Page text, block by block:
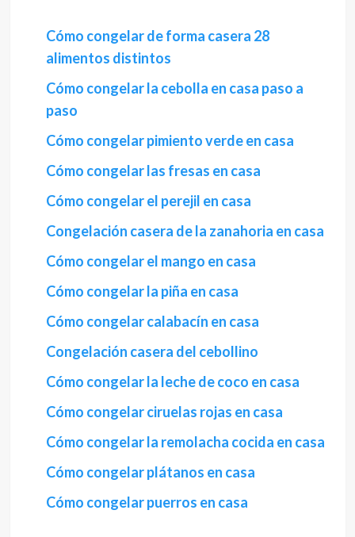
Cómo congelar de forma casera 28
alimentos distintos
Cómo congelar la cebolla en casa paso a
paso
Cómo congelar pimiento verde en casa
Cómo congelar las fresas en casa
Cómo congelar el perejil en casa
Congelación casera de la zanahoria en casa
Cómo congelar el mango en casa
Cómo congelar la piña en casa
Cómo congelar calabacín en casa
Congelación casera del cebollino
Cómo congelar la leche de coco en casa
Cómo congelar ciruelas rojas en casa
Cómo congelar la remolacha cocida en casa
Cómo congelar plátanos en casa
Cómo congelar puerros en casa